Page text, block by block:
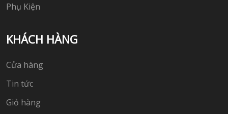
Phụ Kiện
KHÁCH HÀNG
Cửa hàng
Tin tức
Giỏ hàng